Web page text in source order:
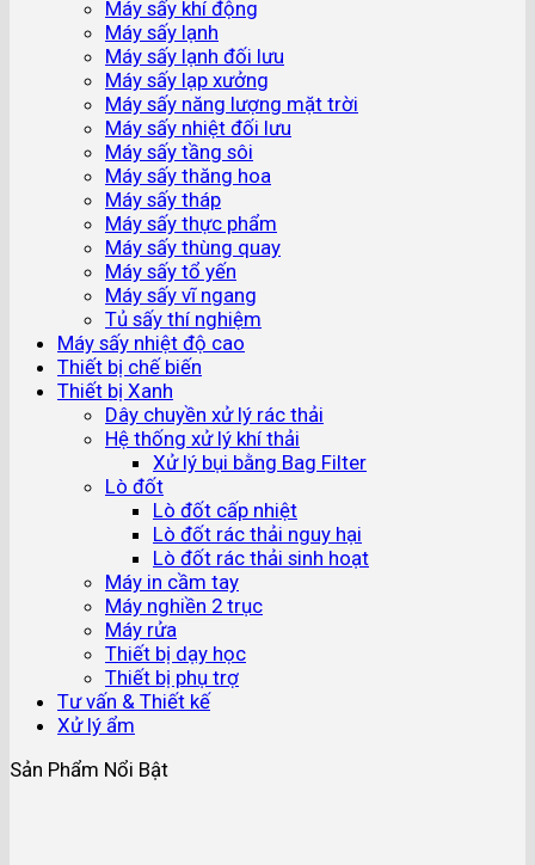
Máy sấy khí động
Máy sấy lạnh
Máy sấy lạnh đối lưu
Máy sấy lạp xưởng
Máy sấy năng lượng mặt trời
Máy sấy nhiệt đối lưu
Máy sấy tầng sôi
Máy sấy thăng hoa
Máy sấy tháp
Máy sấy thực phẩm
Máy sấy thùng quay
Máy sấy tổ yến
Máy sấy vĩ ngang
Tủ sấy thí nghiệm
Máy sấy nhiệt độ cao
Thiết bị chế biến
Thiết bị Xanh
Dây chuyền xử lý rác thải
Hệ thống xử lý khí thải
Xử lý bụi bằng Bag Filter
Lò đốt
Lò đốt cấp nhiệt
Lò đốt rác thải nguy hại
Lò đốt rác thải sinh hoạt
Máy in cầm tay
Máy nghiền 2 trục
Máy rửa
Thiết bị dạy học
Thiết bị phụ trợ
Tư vấn & Thiết kế
Xử lý ẩm
Sản Phẩm Nổi Bật